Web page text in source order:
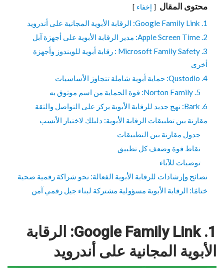
محتوى المقال إخفاء
1. Google Family Link: الرقابة الأبوية المجانية على أندرويد
2. Apple Screen Time: مدير الرقابة الأبوية على أجهزة آبل
3. Microsoft Family Safety : رقابة أبوية للويندوز وأجهزة
أخرى
4. Qustodio: حماية أبوية شاملة تتجاوز الأساسيات
5. Norton Family: قوة الحماية من اسم موثوق به
6. Bark: نهج جديد للرقابة الأبوية يركز على التواصل والثقة
مقارنة بين تطبيقات الرقابة الأبوية: دليلك لاختيار الأنسب
جدول مقارنة بين التطبيقات
نقاط قوة وضعف كل تطبيق
توصيات للآباء
نصائح وإرشادات للرقابة الأبوية الفعالة: نحو شراكة رقمية صحية
ختامًا: الرقابة الأبوية مسؤولية مشتركة لبناء جيل رقمي آمن
1. Google Family Link: الرقابة
الأبوية المجانية على أندرويد